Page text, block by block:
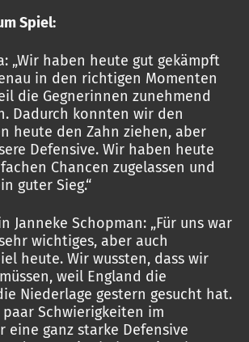
Spiel:
„Wir haben heute gut gekämpft
in den richtigen Momenten
die Gegnerinnen zunehmend
Dadurch konnten wir den
heute den Zahn ziehen, aber
Defensive. Wir haben heute
Chancen zugelassen und
guter Sieg.“
Janneke Schopman: „Für uns war
wichtiges, aber auch
heute. Wir wussten, dass wir
weil England die
Niederlage gestern gesucht hat.
Schwierigkeiten im
eine ganz starke Defensive